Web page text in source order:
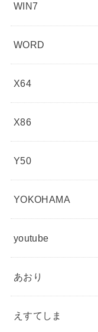
WIN7
WORD
X64
X86
Y50
YOKOHAMA
youtube
あおり
えすてしま